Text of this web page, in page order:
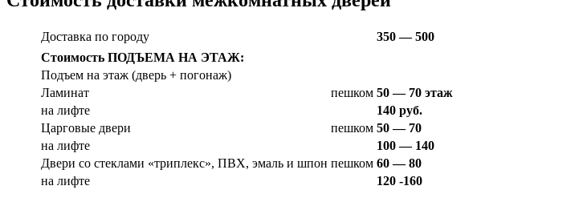
Доставка по городу
350 — 500
Стоимость ПОДЪЕМА НА ЭТАЖ:
Подъем на этаж (дверь + погонаж)
Ламинат
пешком 50 — 70 этаж
на лифте
140 руб.
Царговые двери
пешком 50 — 70
на лифте
100 — 140
Двери со стеклами «триплекс», ПВХ, эмаль и шпон пешком 60 — 80
на лифте
120 -160